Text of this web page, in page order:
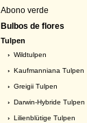
Abono verde
Bulbos de flores
Tulpen
› Wildtulpen
› Kaufmanniana Tulpen
› Greigii Tulpen
› Darwin-Hybride Tulpen
› Lilienblütige Tulpen